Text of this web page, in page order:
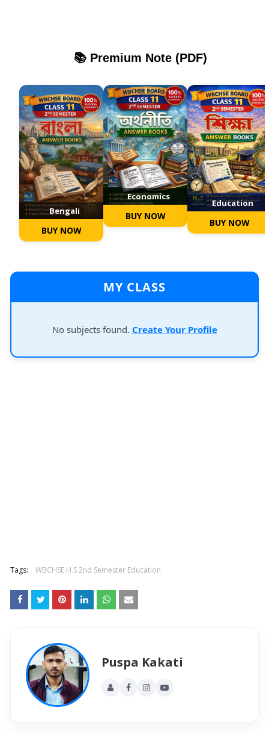
📚 Premium Note (PDF)
Bengali
BUY NOW
Economics
BUY NOW
Education
BUY NOW
MY CLASS
No subjects found. Create Your Profile
Tags: WBCHSE H.S 2nd Semester Education
Puspa Kakati